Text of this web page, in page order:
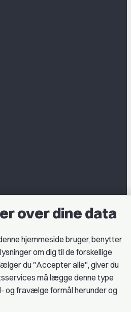
over dine data
hjemmeside bruger, benytter
om dig til de forskellige
du "Accepter alle", giver du
må lægge denne type
og fravælge formål herunder og